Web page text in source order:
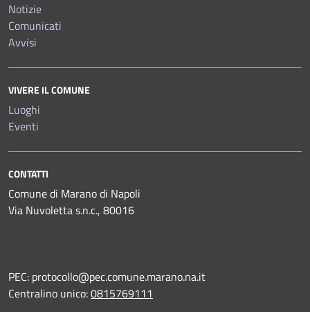
Notizie
Comunicati
Avvisi
VIVERE IL COMUNE
Luoghi
Eventi
CONTATTI
Comune di Marano di Napoli
Via Nuvoletta s.n.c., 80016
PEC: protocollo@pec.comune.marano.na.it
Centralino unico:0815769111